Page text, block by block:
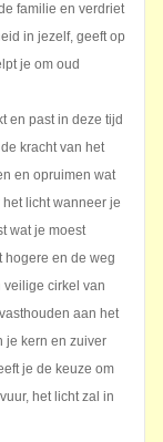
familie en verdriet
in jezelf, geeft op
je om oud
en past in deze tijd
kracht van het
en opruimen wat
licht wanneer je
wat je moest
hogere en de weg
veilige cirkel van
aan het
je kern en zuiver
je de keuze om
het licht zal in